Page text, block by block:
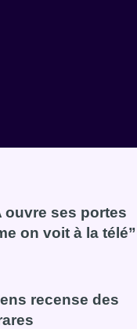
ouvre ses portes
on voit à la télé”
ouvre ses portes à
recense des